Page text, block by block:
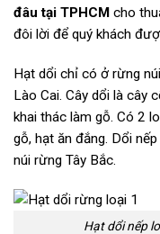
đâu tại TPHCM cho
đôi lời để quý khách
Hạt dổi chỉ có ở rừng
Lào Cai. Cây dổi là cây
khai thác làm gỗ. Có 2
gỗ, hạt ăn đắng. Dổi
núi rừng Tây Bắc.
Hạt dổi nếp